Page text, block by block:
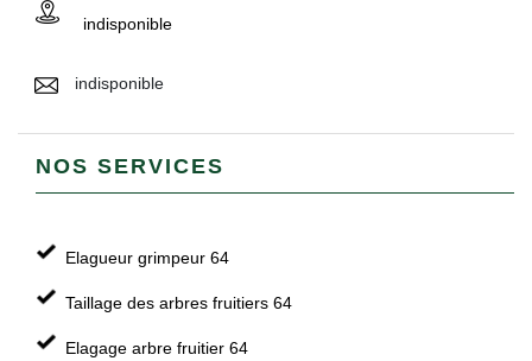
indisponible
indisponible
NOS SERVICES
Elagueur grimpeur 64
Taillage des arbres fruitiers 64
Elagage arbre fruitier 64